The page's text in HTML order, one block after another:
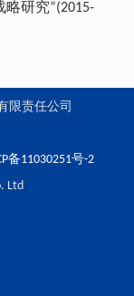
研究”(2015-
限责任公司
备11030251号-2
Ltd